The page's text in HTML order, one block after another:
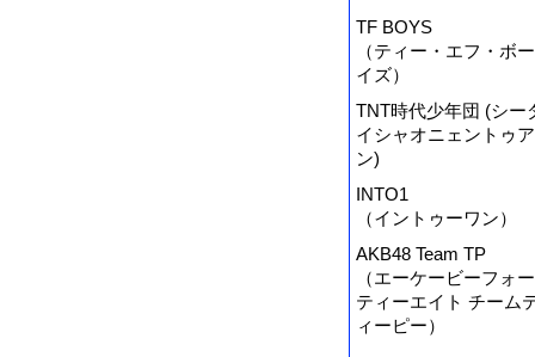
TF BOYS
（ティー・エフ・ボー
イズ）
TNT時代少年団 (シー
イシャオニェントゥア
ン)
INTO1
（イントゥーワン）
AKB48 Team TP
（エーケービーフォー
ティーエイト チーム
ィーピー）